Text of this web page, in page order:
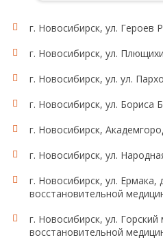
Гены:rs5443 C>T c.825
протеин бета-3 (G-белок b3-
Область применения:
Маркер связан с
лимфобластов и
Исследуется для
гипертрофии левого
осложнениям, увеличению
Ассоциация маркера с
гипертензия, гипертрофия
ожирение,
г. Новосибирск, ул. Героев
г. Новосибирск, ул.
г. Новосибирск, ул. ул.
г. Новосибирск, ул. Бориса
г. Новосибирск,
г. Новосибирск, ул.
г. Новосибирск, ул. Ермака,
восстановительной
г. Новосибирск, ул.
восстановительной